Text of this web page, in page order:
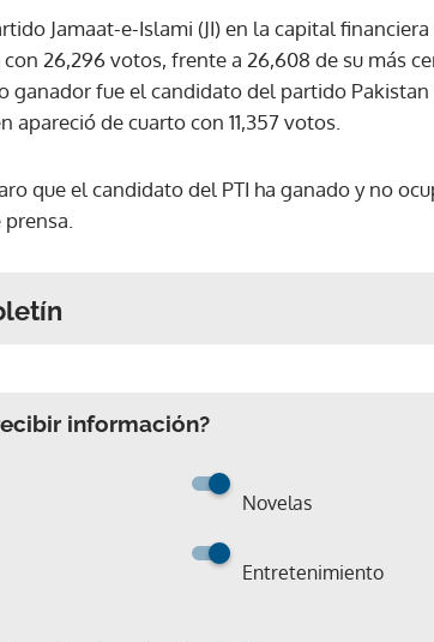
Jamaat-e-Islami (JI) en la capital
26,296 votos, frente a 26,608 de su más
ganador fue el candidato del partido Pakistan
de cuarto con 11,357 votos.
que el candidato del PTI ha ganado y no
información?
Novelas
Entretenimiento